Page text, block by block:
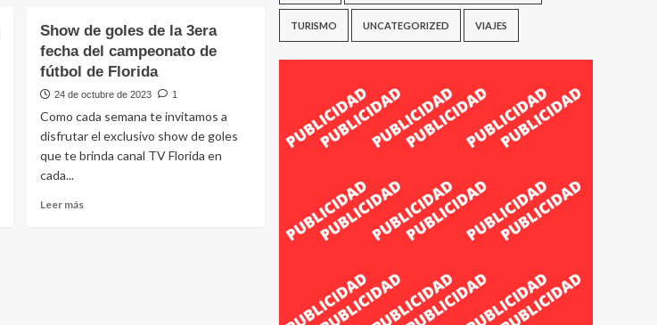
B
de
goles
de
fecha
de
la
de
Show de goles de la 3era
fecha del campeonato de
fútbol de Florida
24 de octubre de 2023 1
Como cada semana te invitamos a
disfrutar el exclusivo show de goles
que te brinda canal TV Florida en
cada...
Leer másLeer
TURISMO UNCATEGORIZED VIAJES